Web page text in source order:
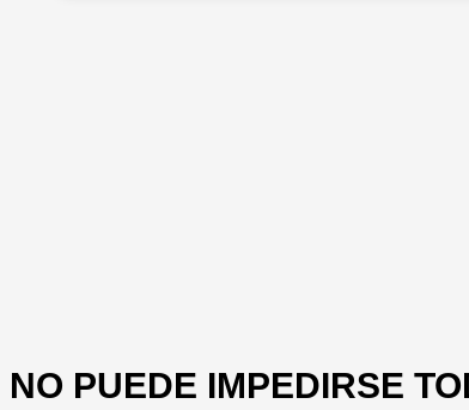
NO PUEDE IMPEDIRSE